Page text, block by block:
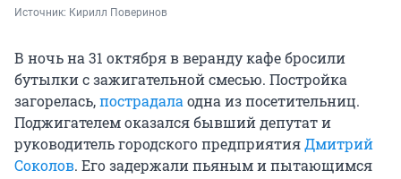
Источник: Кирилл Поверинов
В ночь на 31 октября в веранду кафе бросили
бутылки с зажигательной смесью. Постройка
загорелась,пострадала одна из посетительниц.
Поджигателем оказался бывший депутат и
руководитель городского предприятияДмитрий
Соколов. Его задержали пьяным и пытающимся